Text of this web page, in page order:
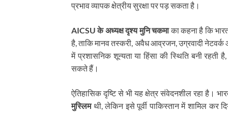
प्रभाव व्यापक क्षेत्रीय सुरक्षा पर पड़ सकता है।
AICSU के अध्यक्ष दृश्य मुनि चकमाका कहना है कि भारत
है, ताकि मानव तस्करी, अवैध आव्रजन, उग्रवादी
में प्रशासनिक शून्यता या हिंसा की स्थिति बनी रहती
सकते हैं।
ऐतिहासिक दृष्टि से भी यह क्षेत्र संवेदनशील रहा है।
मुस्लिमथी, लेकिन इसे पूर्वी पाकिस्तान में शामिल